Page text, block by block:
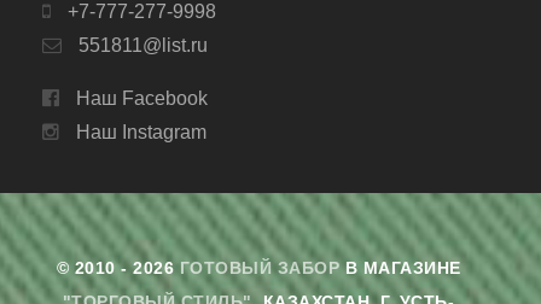
+7-777-277-9998
551811@list.ru
Наш Facebook
Наш Instagram
© 2010 - 2026 ГОТОВЫЙ ЗАБОРВ МАГАЗИНЕ